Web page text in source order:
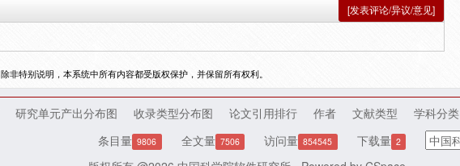
[发表评论/异议/意见]
除非特别说明，本系统中所有内容都受版权保护，并保留所有权利。
研究单元产出分布图 收录类型分布图 论文引用排行 作者 文献类型 学科分类
条目量 9806 全文量 7506 访问量 854545 下载量 2